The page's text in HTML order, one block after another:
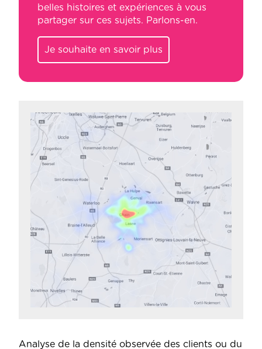
belles histoires et expériences à vous
partager sur ces sujets. Parlons-en.
Je souhaite en savoir plus
Analyse de la densité observée des clients ou du